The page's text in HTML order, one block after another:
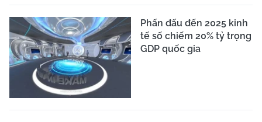
Phấn đấu đến 2025 kinh
tế số chiếm 20% tỷ trọng
GDP quốc gia